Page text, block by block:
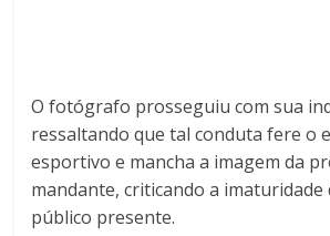
O fotógrafo prosseguiu com sua
ressaltando que tal conduta fere o
esportivo e mancha a imagem da
mandante, criticando a imaturidade
público presente.